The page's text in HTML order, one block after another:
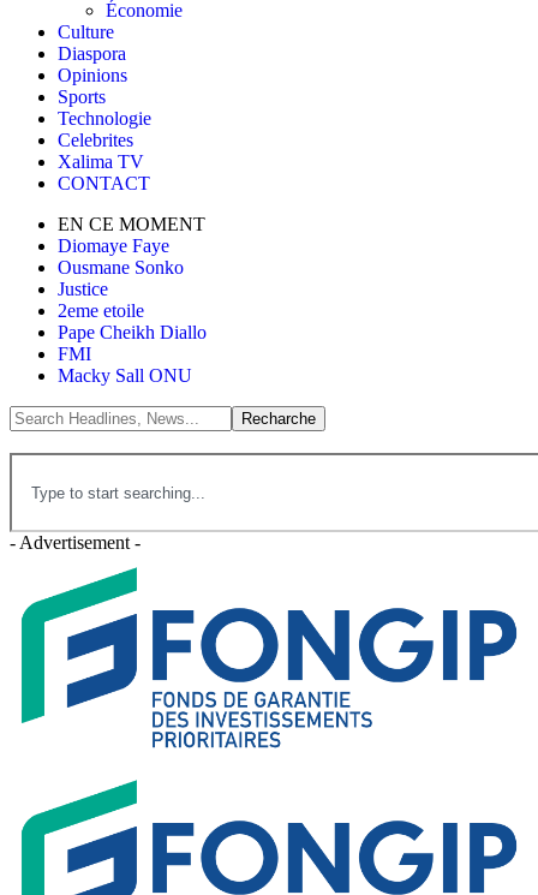
Économie
Culture
Diaspora
Opinions
Sports
Technologie
Celebrites
Xalima TV
CONTACT
EN CE MOMENT
Diomaye Faye
Ousmane Sonko
Justice
2eme etoile
Pape Cheikh Diallo
FMI
Macky Sall ONU
- Advertisement -